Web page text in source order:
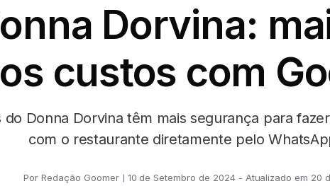
Dorvina:
custos com
do Donna Dorvina têm mais segurança para
com o restaurante diretamente pelo
Por Redação Goomer 10 de Setembro de 2024 - Atualizado em 20